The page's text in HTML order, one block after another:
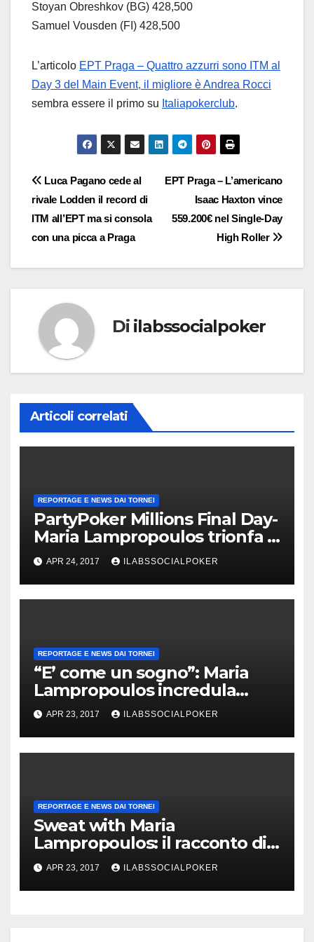
Stoyan Obreshkov (BG) 428,500
Samuel Vousden (FI) 428,500
L’articolo EPT Praga – Quattro azzurri sono ITM al
Day 3 del Main Event, il migliore è Andrea Rocci
sembra essere il primo su Italiapokerclub.
Navigazione
articoli
EPT Praga – L’americano
Isaac Haxton vince
559.200€ nel Single-Day
High Roller
Luca Pagano cede al
rivale Lodden il record di
ITM all’EPT ma si consola
con una picca a Praga
Di ilabssocialpoker
Articoli correlati
REPORTAGE E NEWS DAI TORNEI
PartyPoker Millions Final Day-
Maria Lampropoulos trionfa a
Nottingham senza alcun deal!
APR 24, 2017 ILABSSOCIALPOKER
REPORTAGE E NEWS DAI TORNEI
“E’ come un sogno”: Maria
Lampropoulos incredula
dopo la vittoria al PartyPoker
Millions!
APR 23, 2017 ILABSSOCIALPOKER
REPORTAGE E NEWS DAI TORNEI
Sweat with Maria
Lampropoulos: il racconto di
Ivan Luca che raila la ragazza
al final table del Millions!
APR 23, 2017 ILABSSOCIALPOKER